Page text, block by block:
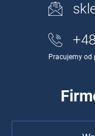
Pracujemy od